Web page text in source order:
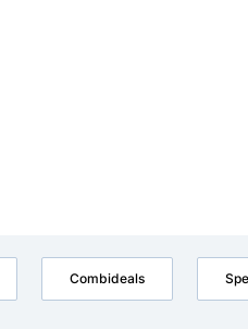
Combideals